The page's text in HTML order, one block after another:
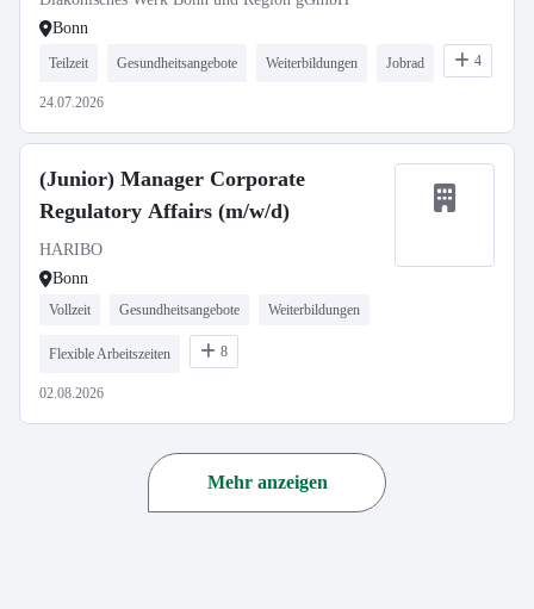
Bonn
Teilzeit Gesundheitsangebote Weiterbildungen Jobrad 4
24.07.2026
(Junior) Manager Corporate
Regulatory Affairs (m/w/d)
HARIBO
Bonn
Vollzeit Gesundheitsangebote Weiterbildungen
Flexible Arbeitszeiten 8
02.08.2026
Mehr anzeigen